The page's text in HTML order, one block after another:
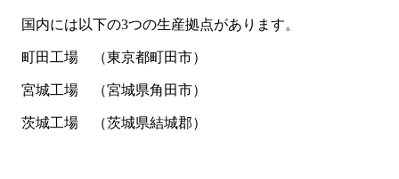
国内には以下の3つの生産拠点があります。
町田工場 （東京都町田市）
宮城工場 （宮城県角田市）
茨城工場 （茨城県結城郡）